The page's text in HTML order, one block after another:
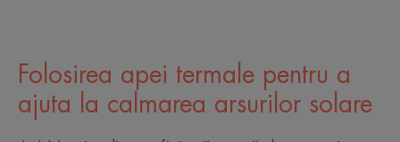
Folosirea apei termale pentru a
ajuta la calmarea arsurilor solare